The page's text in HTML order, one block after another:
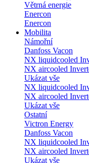
Větrná energie
Enercon
Enercon
Mobilita
Námořní
Danfoss Vacon
NX liquidcooled
NX aircooled
Ukázat vše
NX liquidcooled
NX aircooled
Ukázat vše
Ostatní
Victron Energy
Danfoss Vacon
NX liquidcooled
NX aircooled
Ukázat vše